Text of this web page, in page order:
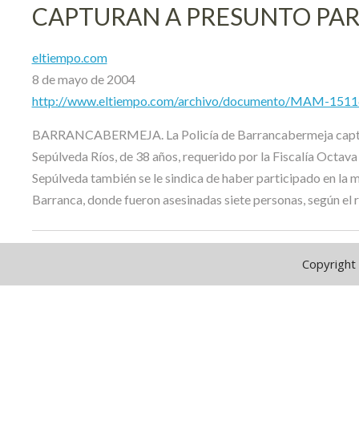
CAPTURAN A PRESUNTO
eltiempo.com
8 de mayo de 2004
http://www.eltiempo.com/archivo/documento/MAM-
BARRANCABERMEJA. La Policía de Barrancabermeja
Sepúlveda Ríos, de 38 años, requerido por la Fiscalía
Sepúlveda también se le sindica de haber participado en la
Barranca, donde fueron asesinadas siete personas, según
Copyright